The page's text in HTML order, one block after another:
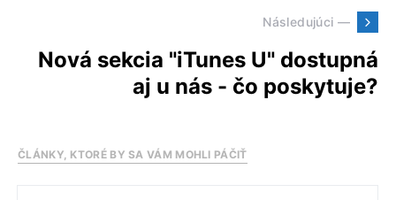
Následujúci —
Nová sekcia "iTunes U" dostupná
aj u nás - čo poskytuje?
ČLÁNKY, KTORÉ BY SA VÁM MOHLI PÁČIŤ